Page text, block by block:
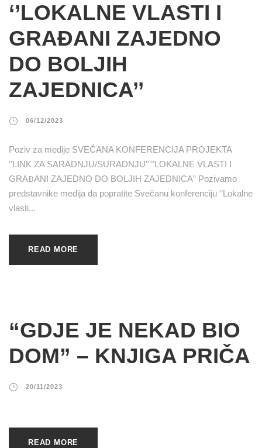
‘’LOKALNE VLASTI I
GRAĐANI ZAJEDNO
DO BOLJIH
ZAJEDNICA’’
06/12/2023
Poziv za medije SVEČANA KONFERENCIJA PROJEKTA
‘’LINK ZA SARADNJU/SURADNJU’’ ‘’LOKALNE VLASTI I
GRAĐANI ZAJEDNO DO BOLJIH ZAJEDNICA” Pozivamo
predstavnike medija da popratite Svečanu konferenciju ‘’Lokalne
vlasti...
READ MORE
“GDJE JE NEKAD BIO
DOM” – KNJIGA PRIČA
20/11/2023
READ MORE